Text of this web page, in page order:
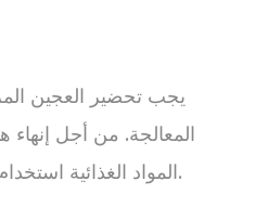
يجب تحضير العجين
المعالجة. من أجل
المواد الغذائية استخدام آلة عجين صغيرة ومرنة.